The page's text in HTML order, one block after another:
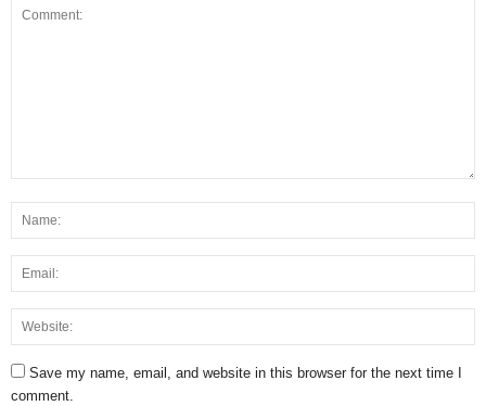
Save my name, email, and website in this browser for the next time I
comment.